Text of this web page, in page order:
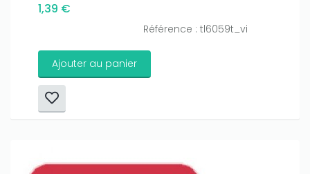
1,39 €
Référence : tl6059t_vi
Ajouter au panier